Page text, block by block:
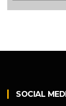
SOCIAL